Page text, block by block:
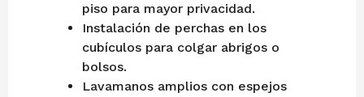
piso para mayor privacidad.
Instalación de perchas en los
cubículos para colgar abrigos o
bolsos.
Lavamanos amplios con espejos